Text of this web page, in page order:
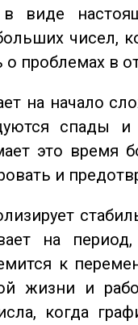
виде
чисел,
о проблемах в
на начало
спады
это время
и
на
к
жизни и
когда